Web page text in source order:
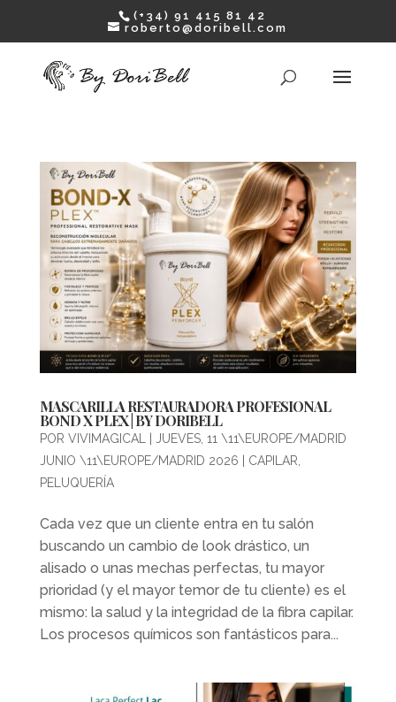
(+34) 91 415 81 42
roberto@doribell.com
MASCARILLA RESTAURADORA PROFESIONAL
BOND X PLEX | BY DORIBELL
POR VIVIMAGICAL
JUEVES, 11 \11\EUROPE/MADRID
JUNIO \11\EUROPE/MADRID 2026
CAPILAR
PELUQUERÍA
Cada vez que un cliente entra en tu salón
buscando un cambio de look drástico, un
alisado o unas mechas perfectas, tu mayor
prioridad (y el mayor temor de tu cliente) es el
mismo: la salud y la integridad de la fibra capilar.
Los procesos químicos son fantásticos para...